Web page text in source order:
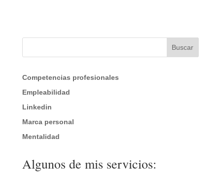
Buscar
Competencias profesionales
Empleabilidad
Linkedin
Marca personal
Mentalidad
Algunos de mis servicios: